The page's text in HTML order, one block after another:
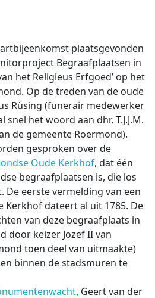
plaatsgevonden
Begraafplaatsen in
het Religieus Erfgoed’ op het
Op de treden van de oude
Rüsing (funerair medewerker
het woord aan dhr. T.J.J.M.
de gemeente Roermond).
gesproken over de
Oude Kerkhof, dat één
begraafplaatsen is, die los
De eerste vermelding van een
Kerkhof dateert al uit 1785. De
van deze begraafplaats in
door keizer Jozef II van
toen deel van uitmaakte)
binnen de stadsmuren te
, Geert van der